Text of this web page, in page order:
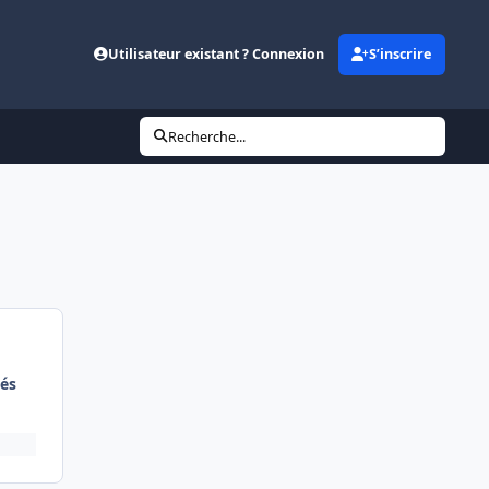
Utilisateur existant ? Connexion S’inscrire
Recherche...